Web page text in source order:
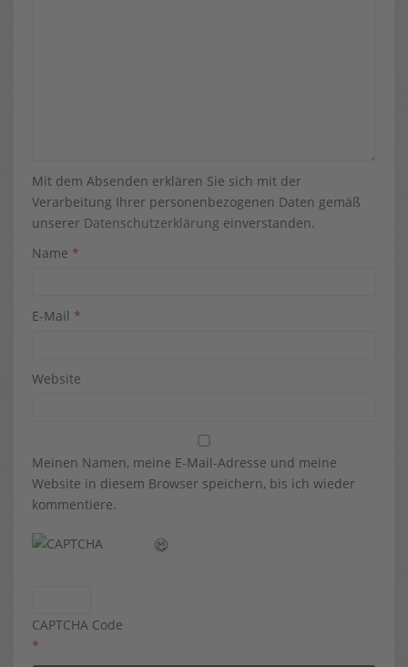
Mit dem Absenden erklären Sie sich mit der
Verarbeitung Ihrer personenbezogenen Daten gemäß
unserer Datenschutzerklärung einverstanden.
Name *
E-Mail *
Website
Meinen Namen, meine E-Mail-Adresse und meine
Website in diesem Browser speichern, bis ich wieder
kommentiere.
CAPTCHA Code
*